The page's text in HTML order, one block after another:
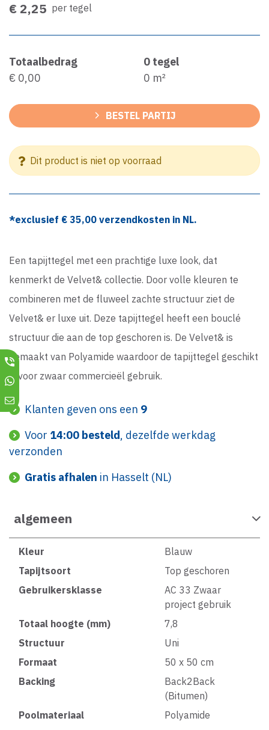
€ 2,25 per tegel
Totaalbedrag
€ 0,00
0 tegel
0 m²
BESTEL PARTIJ
Dit product is niet op voorraad
*exclusief € 35,00 verzendkosten in NL.
Een tapijttegel met een prachtige luxe look, dat
kenmerkt de Velvet& collectie. Door volle kleuren te
combineren met de fluweel zachte structuur ziet de
Velvet& er luxe uit. Deze tapijttegel heeft een bouclé
structuur die aan de top geschoren is. De Velvet& is
gemaakt van Polyamide waardoor de tapijttegel geschikt
is voor zwaar commercieël gebruik.
Klanten geven ons een 9
Voor 14:00 besteld, dezelfde werkdag
verzonden
Gratis afhalen in Hasselt (NL)
algemeen
Kleur
Blauw
Tapijtsoort
Top geschoren
Gebruikersklasse
AC 33 Zwaar
project gebruik
Totaal hoogte (mm)
7,8
Structuur
Uni
Formaat
50 x 50 cm
Backing
Back2Back
(Bitumen)
Poolmateriaal
Polyamide